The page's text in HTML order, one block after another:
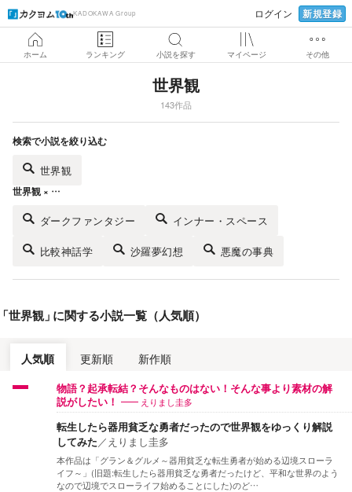
KADOKAWA Group ログイン 新規登録
ホーム ランキング 小説を探す マイページ その他
世界観
143作品
検索で小説を絞り込む
世界観
世界観 × …
ダークファンタジー インナー・スペース
比較神話学 沙羅夢幻想 悪魔の事典
世界観」に関する小説一覧（人気順）
人気順 更新順 新作順
物語？起承転結？そんなものはない！そんな事より素材の解
説がしたい！
えりまし圭多
転生したら器用貧乏な勇者だったので世界観をゆっくり解説
してみた／ えりまし圭多
本作品は「グラン＆グルメ～器用貧乏な転生勇者が始める辺境スローラ
イフ～」(旧題:転生したら器用貧乏な勇者だったけど、平和な世界のよう
なので辺境でスローライフ始めることにした)のど…